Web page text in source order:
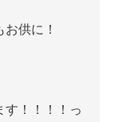
供に！
す！！！！っ